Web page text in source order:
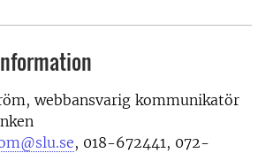
webbansvarig kommunikatör
, 018-672441, 072-